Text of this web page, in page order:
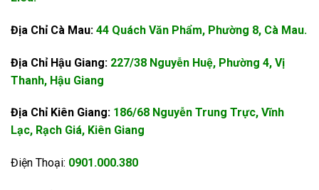
Địa Chỉ Cà Mau: 44 Quách Văn Phẩm, Phường 8, Cà Mau.
Địa Chỉ Hậu Giang: 227/38 Nguyễn Huệ, Phường 4, Vị
Thanh, Hậu Giang
Địa Chỉ Kiên Giang: 186/68 Nguyễn Trung Trực, Vĩnh
Lạc, Rạch Giá, Kiên Giang
Điện Thoại: 0901.000.380